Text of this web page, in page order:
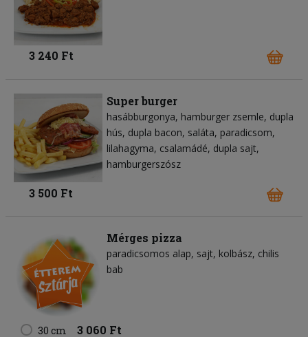
3 240 Ft
Super burger
hasábburgonya hamburger zsemle dupla
hús dupla bacon saláta paradicsom
lilahagyma csalamádé dupla sajt
hamburgerszósz
3 500 Ft
Mérges pizza
paradicsomos alap sajt kolbász chilis
bab
30 cm 3 060 Ft